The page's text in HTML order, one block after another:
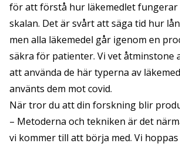
för att förstå hur läkemedlet fungerar
skalan. Det är svårt att säga tid hur
men alla läkemedel går igenom en
säkra för patienter. Vi vet åtminstone
att använda de här typerna av
använts dem mot covid.
När tror du att din forskning blir
– Metoderna och tekniken är det
vi kommer till att börja med. Vi